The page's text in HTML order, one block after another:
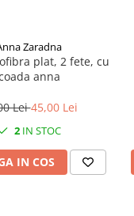
Zaradna
plat, 2 fete, cu
anna
Lei45,00 Lei
2IN STOC
IN COS